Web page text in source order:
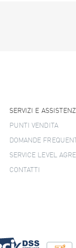
SERVIZI E
PUNTI VENDITA
DOMANDE FREQUENTI
SERVICE LEVEL
CONTATTI